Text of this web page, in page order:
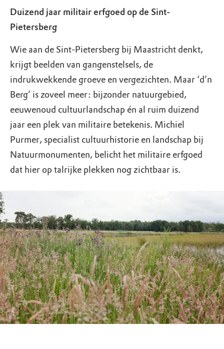
Duizend jaar militair erfgoed op de Sint-
Pietersberg
Wie aan de Sint-Pietersberg bij Maastricht denkt,
krijgt beelden van gangenstelsels, de
indrukwekkende groeve en vergezichten. Maar ‘d’n
Berg’ is zoveel meer: bijzonder natuurgebied,
eeuwenoud cultuurlandschap én al ruim duizend
jaar een plek van militaire betekenis. Michiel
Purmer, specialist cultuurhistorie en landschap bij
Natuurmonumenten, belicht het militaire erfgoed
dat hier op talrijke plekken nog zichtbaar is.